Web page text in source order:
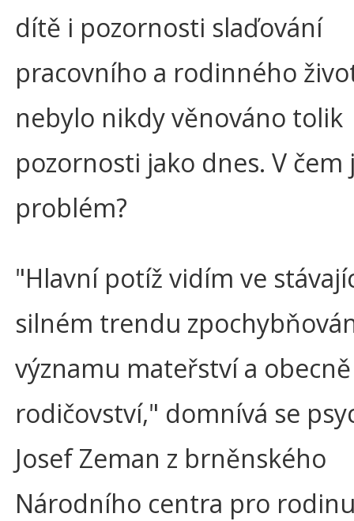
dítě i pozornosti slaďování
pracovního a rodinného
nebylo nikdy věnováno tolik
pozornosti jako dnes. V čem
problém?
"Hlavní potíž vidím ve
silném trendu
významu mateřství a obecně
rodičovství," domnívá se
Josef Zeman z brněnského
Národního centra pro